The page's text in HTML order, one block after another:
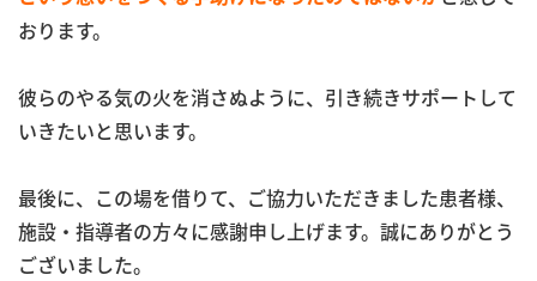
おります。
彼らのやる気の火を消さぬように、引き続きサポートして
いきたいと思います。
最後に、この場を借りて、ご協力いただきました患者様、
施設・指導者の方々に感謝申し上げます。誠にありがとう
ございました。